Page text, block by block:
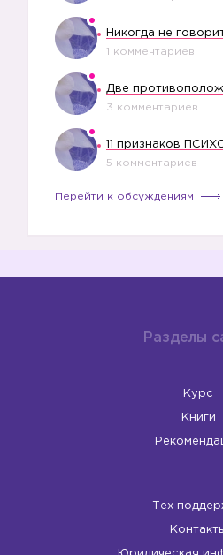
1 комментариев
3 комментариев
5 комментариев
Перейти к обсуждениям
Разделы
Курс
Книги
Тех
Контакты